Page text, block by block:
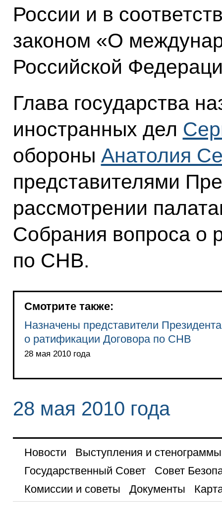
России и в
законом «О
Российской
Глава государства
иностранных дел
обороны Анатолия
представителями
рассмотрении
Собрания вопроса о
по СНВ.
Смотрите также:
Назначены представители
о ратификации Договора по СНВ
28 мая 2010 года
28 мая 2010 года
Новости
Выступления и стенограммы
Государственный Совет
Совет
Комиссии и советы
Документы